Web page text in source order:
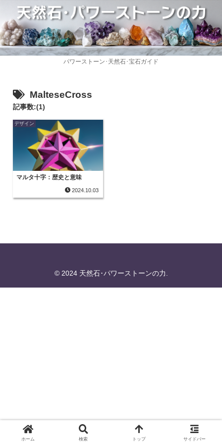
パワーストーン･天然石･宝石ガイド
MalteseCross
記事数:(1)
デザイン
マルタ十字：歴史と意味
2024.10.03
© 2024 天然石･パワーストーンの力.
ホーム 検索 トップ サイドバー